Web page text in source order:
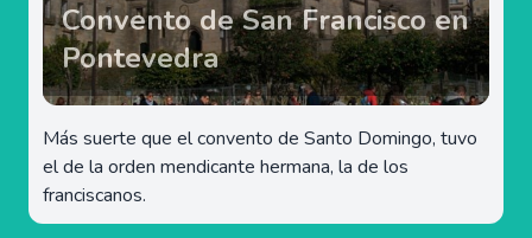
Convento de San Francisco en
Pontevedra
Más suerte que el convento de Santo Domingo, tuvo
el de la orden mendicante hermana, la de los
franciscanos.